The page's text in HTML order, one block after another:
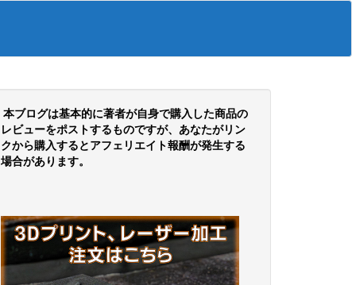
本ブログは基本的に著者が自身で購入した商品の
レビューをポストするものですが、あなたがリン
クから購入するとアフェリエイト報酬が発生する
場合があります。